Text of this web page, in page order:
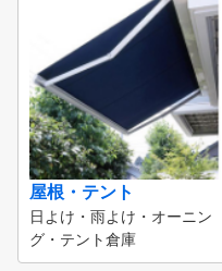
屋根・テント
日よけ・雨よけ・オーニン
グ・テント倉庫